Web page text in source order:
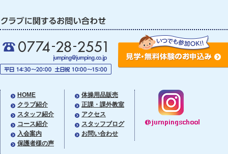
HOME
クラブ紹介
スタッフ紹介
コース紹介
入会案内
保護者様の声
体操用品販売
正課・課外教室
アクセス
スタッフブログ
お問い合わせ